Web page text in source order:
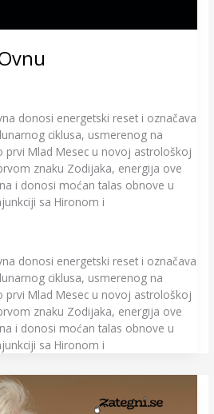
donosi energetski reset i označava
ciklusa, usmerenog na
prvi Mlad Mesec u novoj astrološkoj
znaku Zodijaka, energija ove
i donosi moćan talas obnove u
sa Hironom i
donosi energetski reset i označava
ciklusa, usmerenog na
prvi Mlad Mesec u novoj astrološkoj
znaku Zodijaka, energija ove
i donosi moćan talas obnove u
sa Hironom i